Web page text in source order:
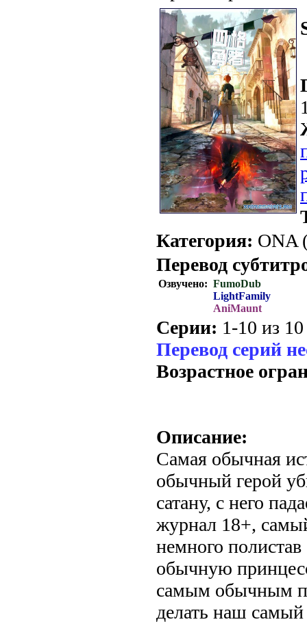
Категория: ONA
Перевод
Озвучено: FumoDub
LightFamily
AniMaunt
Серии: 1-10 из
Перевод серий
Возрастное
Описание:
Самая обычная
обычный герой
сатану, с него
журнал 18+,
немного полистав
обычную
самым обычным
делать наш